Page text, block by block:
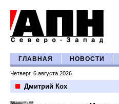
ГЛАВНАЯ НОВОСТИ
Четверг, 6 августа 2026
Дмитрий Кох